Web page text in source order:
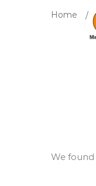
Home
We found